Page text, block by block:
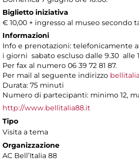
Biglietto iniziativa
€ 10,00 + ingresso al museo secondo
Informazioni
Info e prenotazioni: telefonicamente
i giorni sabato escluso dalle 9.30 alle
Per fax al numero 06 39 72 81 87.
Per mail al seguente indirizzo
Durata: 75 minuti
Numero di partecipanti: minimo 12,
http://www.bellitalia88.it
Tipo
Visita a tema
Organizzazione
AC Bell’Italia 88